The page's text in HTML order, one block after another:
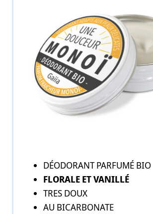
DÉODORANT PARFUMÉ BIO
FLORALE ET VANILLÉ
TRES DOUX
AU BICARBONATE